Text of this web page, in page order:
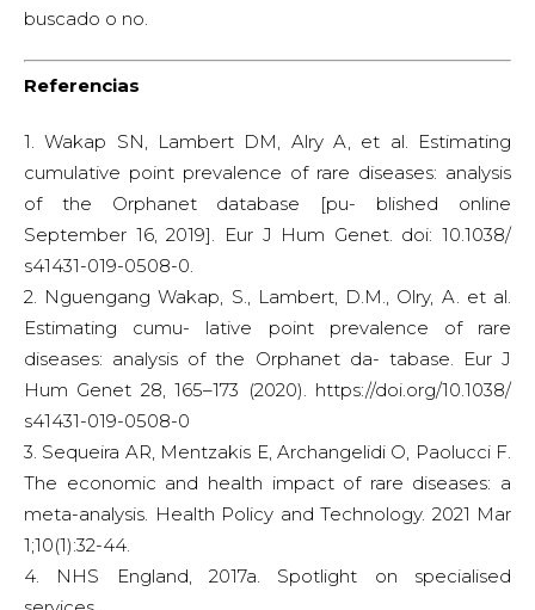
buscado o no.
Referencias
1. Wakap SN, Lambert DM, Alry A, et al. Estimating
cumulative point prevalence of rare diseases: analysis
of the Orphanet database [pu- blished online
September 16, 2019]. Eur J Hum Genet. doi: 10.1038/
s41431-019-0508-0.
2. Nguengang Wakap, S., Lambert, D.M., Olry, A. et al.
Estimating cumu- lative point prevalence of rare
diseases: analysis of the Orphanet da- tabase. Eur J
Hum Genet 28, 165–173 (2020). https://doi.org/10.1038/
s41431-019-0508-0
3. Sequeira AR, Mentzakis E, Archangelidi O, Paolucci F.
The economic and health impact of rare diseases: a
meta-analysis. Health Policy and Technology. 2021 Mar
1;10(1):32-44.
4. NHS England, 2017a. Spotlight on specialised